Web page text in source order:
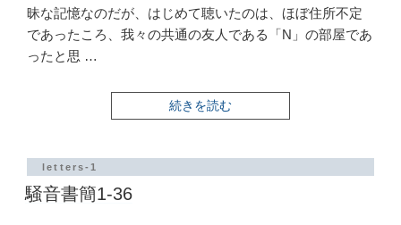
昧な記憶なのだが、はじめて聴いたのは、ほぼ住所不定
であったころ、我々の共通の友人である「N」の部屋であ
ったと思 …
“騒
音
35”
続きを読む
letters-1
騒音書簡1-36